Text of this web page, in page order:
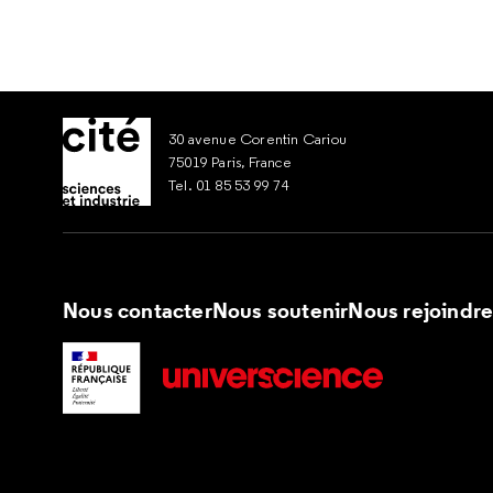
30 avenue Corentin Cariou
75019 Paris, France
Tel. 01 85 53 99 74
Nous contacterNous soutenirNous rejoindre